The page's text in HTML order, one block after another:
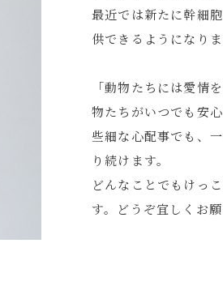
最近では新たに幹細
供できるようになりま
「動物たちには愛情
物たちがいつでも安
些細な心配事でも、
り続けます。
どんなことでもけっ
す。どうぞ宜しくお願